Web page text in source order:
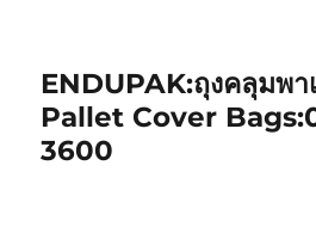
ENDUPAK:ถุงคลุมพา
Pallet Cover
3600